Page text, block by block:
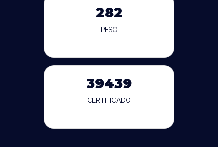
282
PESO
39439
CERTIFICADO